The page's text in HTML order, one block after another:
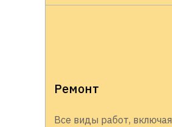
Ремонт
Все виды работ, включая